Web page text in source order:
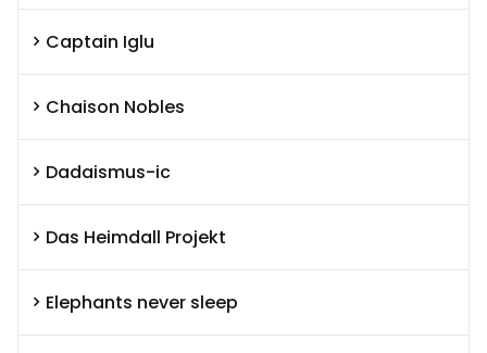
Captain Iglu
Chaison Nobles
Dadaismus-ic
Das Heimdall Projekt
Elephants never sleep